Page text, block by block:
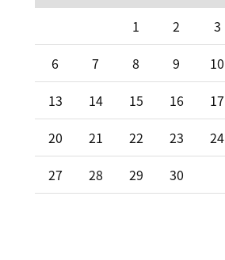
1
2 3
6
7 8 9 10
13
14 15 16 17
20
21 22 23 24
27
28 29 30